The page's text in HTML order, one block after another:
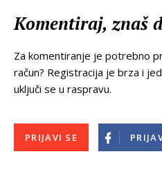
Komentiraj, znaš
Za komentiranje je potrebno
račun? Registracija je brza i
uključi se u raspravu.
PRIJAVI SE